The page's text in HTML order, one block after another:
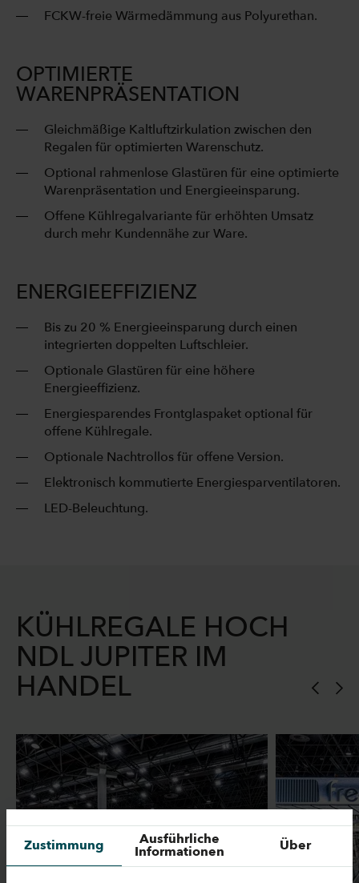
FCKW-freie Wärmedämmung aus Polyurethan.
OPTIMIERTE
WARENPRÄSENTATION
Gleichmäßige Kaltluftzirkulation zwischen den
Regalen für optimierten Warenschutz.
Optional rahmenlose Glastüren für eine optimierte
Warenpräsentation und Energieeinsparung.
Offene Kühlregalvariante für erhöhten Umsatz
durch mehr Kundennähe zur Ware.
ENERGIEEFFIZIENZ
Bis zu 20 % Energieeinsparung durch einen
integrierten doppelten Luftschleier.
Optionale Glastüren für eine höhere
Energieeffizienz.
Energiesparendes Frontglaspaket optional für
offene Kühlregale.
Optionale Nachtrollos für offene Version.
Elektronisch kommutierte Energiesparventilatoren.
LED-Beleuchtung.
KÜHLREGALE HOCH
NDL JUPITER IM
HANDEL
Zustimmung Ausführliche
Informationen Über